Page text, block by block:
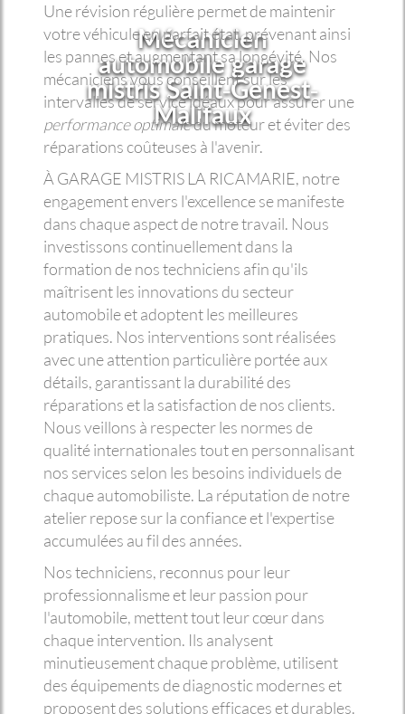
Mécanicien
automobile garage
mistris Saint-Genest-
Malifaux
Une révision régulière permet de maintenir
votre véhicule en parfait état, prévenant ainsi
les pannes et augmentant sa longévité. Nos
mécaniciens vous conseillent sur les
intervalles de service idéaux pour assurer une
performance optimaledu moteur et éviter des
réparations coûteuses à l'avenir.
À GARAGE MISTRIS LA RICAMARIE, notre
engagement envers l'excellence se manifeste
dans chaque aspect de notre travail. Nous
investissons continuellement dans la
formation de nos techniciens afin qu'ils
maîtrisent les innovations du secteur
automobile et adoptent les meilleures
pratiques. Nos interventions sont réalisées
avec une attention particulière portée aux
détails, garantissant la durabilité des
réparations et la satisfaction de nos clients.
Nous veillons à respecter les normes de
qualité internationales tout en personnalisant
nos services selon les besoins individuels de
chaque automobiliste. La réputation de notre
atelier repose sur la confiance et l'expertise
accumulées au fil des années.
Nos techniciens, reconnus pour leur
professionnalisme et leur passion pour
l'automobile, mettent tout leur cœur dans
chaque intervention. Ils analysent
minutieusement chaque problème, utilisent
des équipements de diagnostic modernes et
proposent des solutions efficaces et durables.